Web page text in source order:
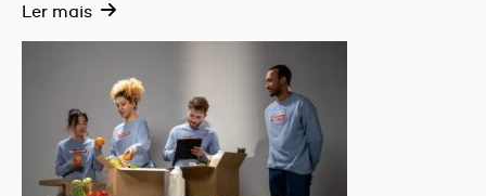
Ler mais